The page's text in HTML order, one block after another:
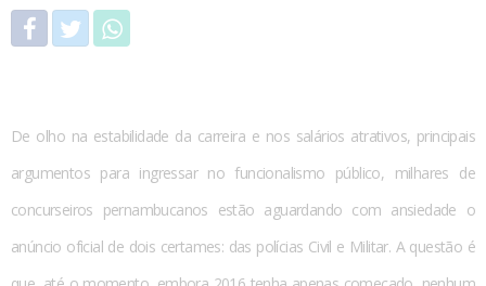
De olho na estabilidade da carreira e nos salários atrativos, principais
argumentos para ingressar no funcionalismo público, milhares de
concurseiros pernambucanos estão aguardando com ansiedade o
anúncio oficial de dois certames: das polícias Civil e Militar. A questão é